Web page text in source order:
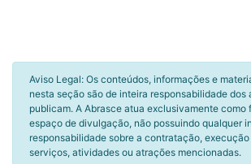
Aviso Legal: Os conteúdos, informações e
nesta seção são de inteira responsabilidade dos
publicam. A Abrasce atua exclusivamente como
espaço de divulgação, não possuindo qualquer
responsabilidade sobre a contratação,
serviços, atividades ou atrações mencionadas.